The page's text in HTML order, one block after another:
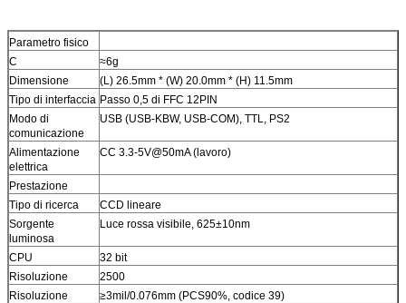
Parametro fisico
C
≈6g
Dimensione
(L) 26.5mm * (W) 20.0mm * (H) 11.5mm
Tipo di interfaccia Passo 0,5 di FFC 12PIN
Modo di
comunicazione
USB (USB-KBW, USB-COM), TTL, PS2
Alimentazione
elettrica
CC 3.3-5V@50mA (lavoro)
Prestazione
Tipo di ricerca
CCD lineare
Sorgente
luminosa
Luce rossa visibile, 625±10nm
CPU
32 bit
Risoluzione
2500
Risoluzione
≥3mil/0.076mm (PCS90%, codice 39)